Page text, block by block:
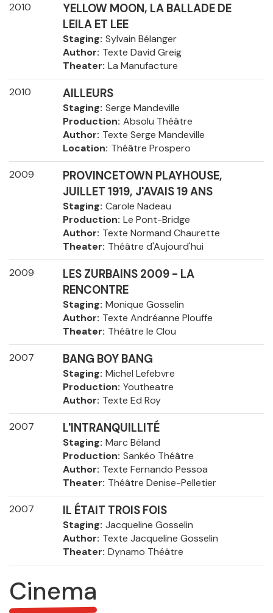
2010
YELLOW MOON, LA BALLADE DE
LEILA ET LEE
Staging Sylvain Bélanger
Author Texte David Greig
Theater La Manufacture
2010 AILLEURS
Staging Serge Mandeville
Production Absolu Théâtre
Author Texte Serge Mandeville
Location Théâtre Prospero
2009
PROVINCETOWN PLAYHOUSE,
JUILLET 1919, J'AVAIS 19 ANS
Staging Carole Nadeau
Production Le Pont-Bridge
Author Texte Normand Chaurette
Theater Théâtre d'Aujourd'hui
2009
LES ZURBAINS 2009 - LA
RENCONTRE
Staging Monique Gosselin
Author Texte Andréanne Plouffe
Theater Théâtre le Clou
2007 BANG BOY BANG
Staging Michel Lefebvre
Production Youtheatre
Author Texte Ed Roy
2007 L'INTRANQUILLITÉ
Staging Marc Béland
Production Sankéo Théâtre
Author Texte Fernando Pessoa
Theater Théâtre Denise-Pelletier
2007 IL ÉTAIT TROIS FOIS
Staging Jacqueline Gosselin
Author Texte Jacqueline Gosselin
Theater Dynamo Théâtre
Cinema